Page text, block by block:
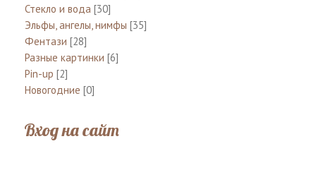
Стекло и вода [30]
Эльфы, ангелы, нимфы [35]
Фентази [28]
Разные картинки [6]
Pin-up [2]
Новогодние [0]
Вход на сайт